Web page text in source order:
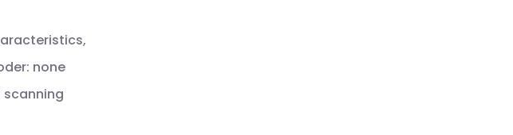
none
scanning